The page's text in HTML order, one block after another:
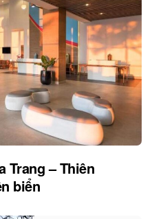
Trang – Thiên
biển